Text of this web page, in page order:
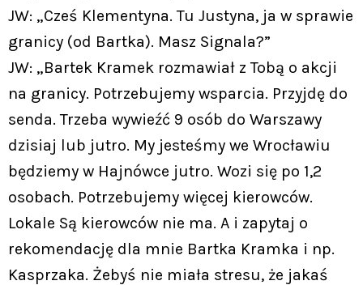
JW: „Cześ Klementyna. Tu Justyna, ja w sprawie
granicy (od Bartka). Masz Signala?”
JW: „Bartek Kramek rozmawiał z Tobą o akcji
na granicy. Potrzebujemy wsparcia. Przyjdę do
senda. Trzeba wywieźć 9 osób do Warszawy
dzisiaj lub jutro. My jesteśmy we Wrocławiu
będziemy w Hajnówce jutro. Wozi się po 1,2
osobach. Potrzebujemy więcej kierowców.
Lokale Są kierowców nie ma. A i zapytaj o
rekomendację dla mnie Bartka Kramka i np.
Kasprzaka. Żebyś nie miała stresu, że jakaś